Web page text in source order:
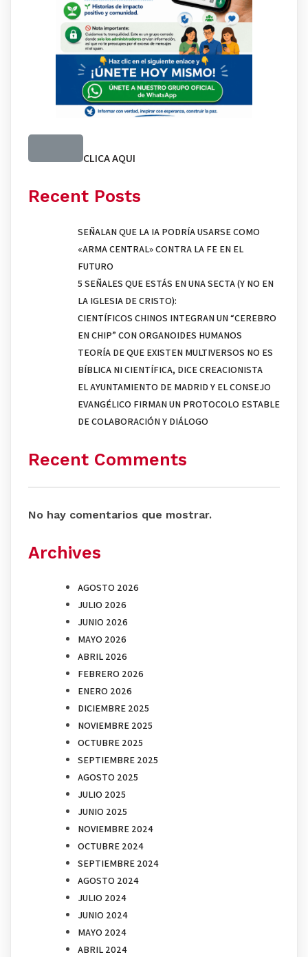
CLICA AQUI
Recent Posts
SEÑALAN QUE LA IA PODRÍA USARSE COMO
«ARMA CENTRAL» CONTRA LA FE EN EL
FUTURO
5 SEÑALES QUE ESTÁS EN UNA SECTA (Y NO EN
LA IGLESIA DE CRISTO):
CIENTÍFICOS CHINOS INTEGRAN UN “CEREBRO
EN CHIP” CON ORGANOIDES HUMANOS
TEORÍA DE QUE EXISTEN MULTIVERSOS NO ES
BÍBLICA NI CIENTÍFICA, DICE CREACIONISTA
EL AYUNTAMIENTO DE MADRID Y EL CONSEJO
EVANGÉLICO FIRMAN UN PROTOCOLO ESTABLE
DE COLABORACIÓN Y DIÁLOGO
Recent Comments
No hay comentarios que mostrar.
Archives
AGOSTO 2026
JULIO 2026
JUNIO 2026
MAYO 2026
ABRIL 2026
FEBRERO 2026
ENERO 2026
DICIEMBRE 2025
NOVIEMBRE 2025
OCTUBRE 2025
SEPTIEMBRE 2025
AGOSTO 2025
JULIO 2025
JUNIO 2025
NOVIEMBRE 2024
OCTUBRE 2024
SEPTIEMBRE 2024
AGOSTO 2024
JULIO 2024
JUNIO 2024
MAYO 2024
ABRIL 2024